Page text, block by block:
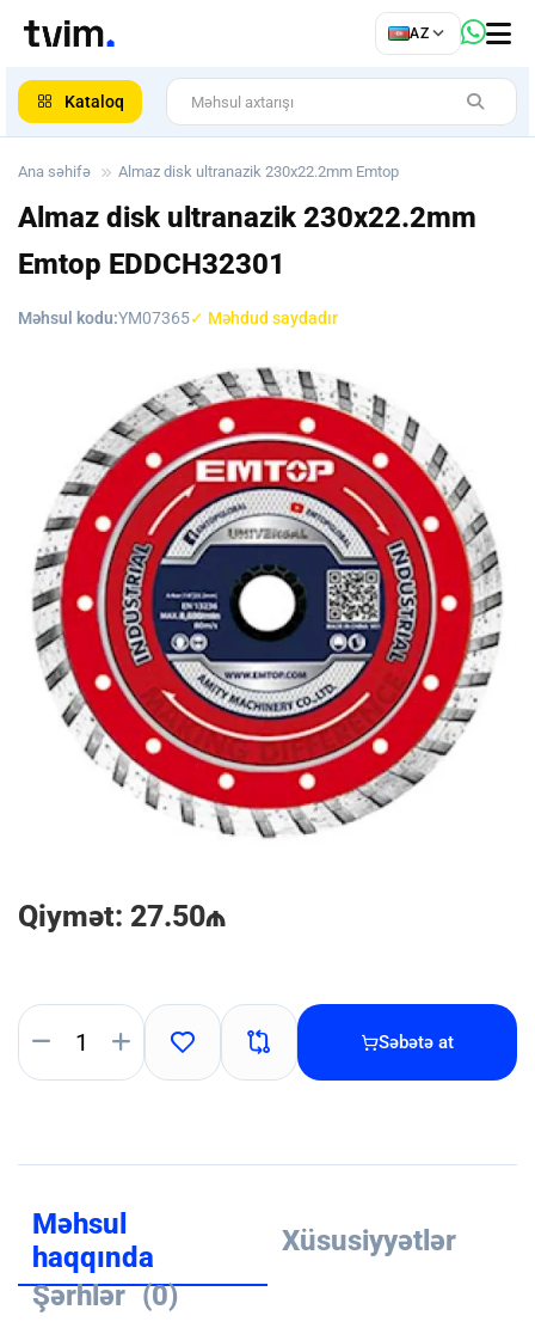
AZ
Kataloq
Ana səhifə Almaz disk ultranazik 230x22.2mm Emtop
Almaz disk ultranazik 230x22.2mm
Emtop EDDCH32301
Məhsul kodu:YM07365✓ Məhdud saydadır
Qiymət: 27.50₼
Səbətə at
Məhsul
haqqında
Xüsusiyyətlər
Şərhlər (0)